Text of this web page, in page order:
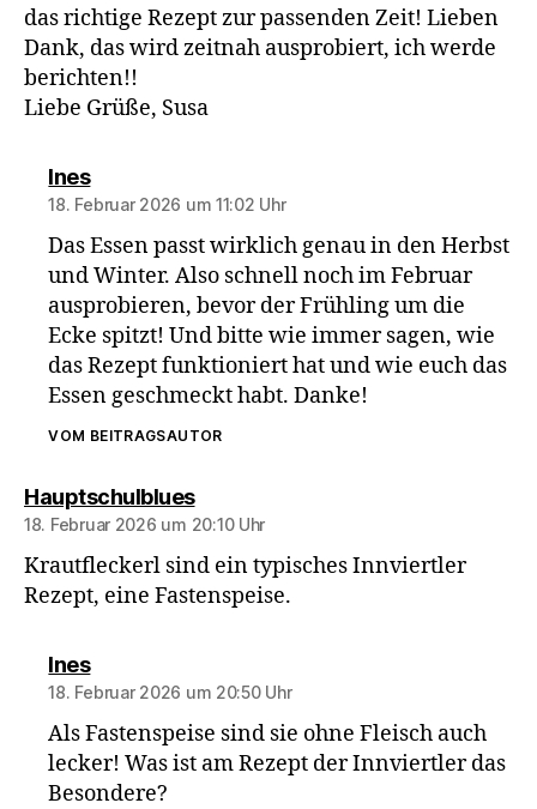
das richtige Rezept zur passenden Zeit! Lieben
Dank, das wird zeitnah ausprobiert, ich werde
berichten!!
Liebe Grüße, Susa
Inessagt:
18. Februar 2026 um 11:02 Uhr
Das Essen passt wirklich genau in den Herbst
und Winter. Also schnell noch im Februar
ausprobieren, bevor der Frühling um die
Ecke spitzt! Und bitte wie immer sagen, wie
das Rezept funktioniert hat und wie euch das
Essen geschmeckt habt. Danke!
VOM BEITRAGSAUTOR
Hauptschulbluessagt:
18. Februar 2026 um 20:10 Uhr
Krautfleckerl sind ein typisches Innviertler
Rezept, eine Fastenspeise.
Inessagt:
18. Februar 2026 um 20:50 Uhr
Als Fastenspeise sind sie ohne Fleisch auch
lecker! Was ist am Rezept der Innviertler das
Besondere?